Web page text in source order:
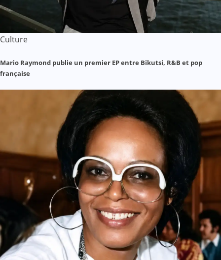
Culture
Mario Raymond publie un premier EP entre Bikutsi, R&B et pop
française